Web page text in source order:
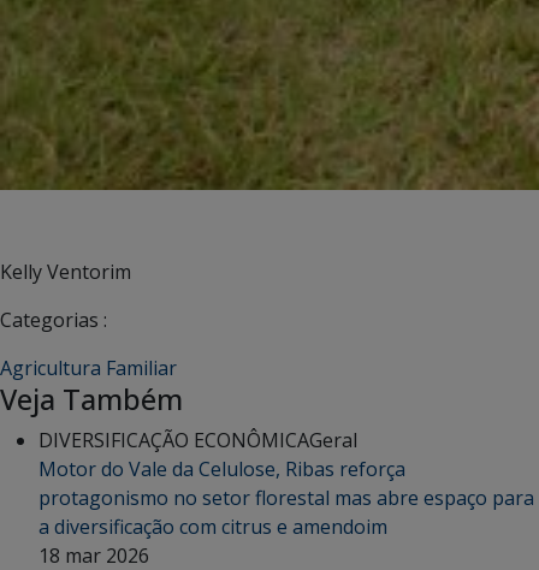
Kelly Ventorim
Categorias :
Agricultura Familiar
Veja Também
DIVERSIFICAÇÃO ECONÔMICAGeral
Motor do Vale da Celulose, Ribas reforça
protagonismo no setor florestal mas abre espaço para
a diversificação com citrus e amendoim
18 mar 2026